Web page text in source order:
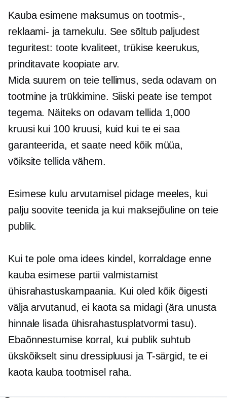
Kauba esimene maksumus on tootmis-,
reklaami- ja tarnekulu. See sõltub paljudest
teguritest: toote kvaliteet, trükise keerukus,
prinditavate koopiate arv.
Mida suurem on teie tellimus, seda odavam on
tootmine ja trükkimine. Siiski peate ise tempot
tegema. Näiteks on odavam tellida 1,000
kruusi kui 100 kruusi, kuid kui te ei saa
garanteerida, et saate need kõik müüa,
võiksite tellida vähem.
Esimese kulu arvutamisel pidage meeles, kui
palju soovite teenida ja kui maksejõuline on teie
publik.
Kui te pole oma idees kindel, korraldage enne
kauba esimese partii valmistamist
ühisrahastuskampaania. Kui oled kõik õigesti
välja arvutanud, ei kaota sa midagi (ära unusta
hinnale lisada ühisrahastusplatvormi tasu).
Ebaõnnestumise korral, kui publik suhtub
ükskõikselt sinu dressipluusi ja T-särgid, te ei
kaota kauba tootmisel raha.